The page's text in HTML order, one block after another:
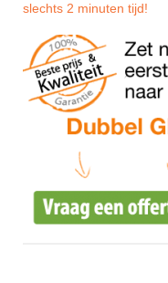
slechts 2 minuten tijd!